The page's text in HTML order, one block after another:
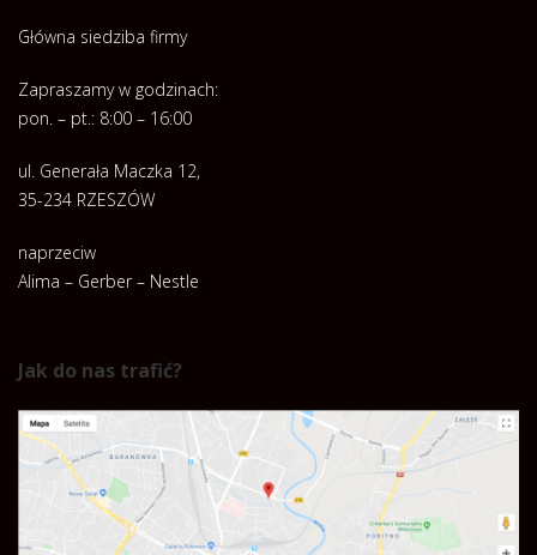
Główna siedziba firmy
Zapraszamy w godzinach:
pon. – pt.: 8:00 – 16:00
ul. Generała Maczka 12,
35-234 RZESZÓW
naprzeciw
Alima – Gerber – Nestle
Jak do nas trafić?